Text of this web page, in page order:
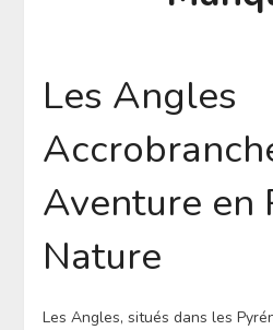
Les Angles
Aventure en
Nature
Les Angles, situés dans les